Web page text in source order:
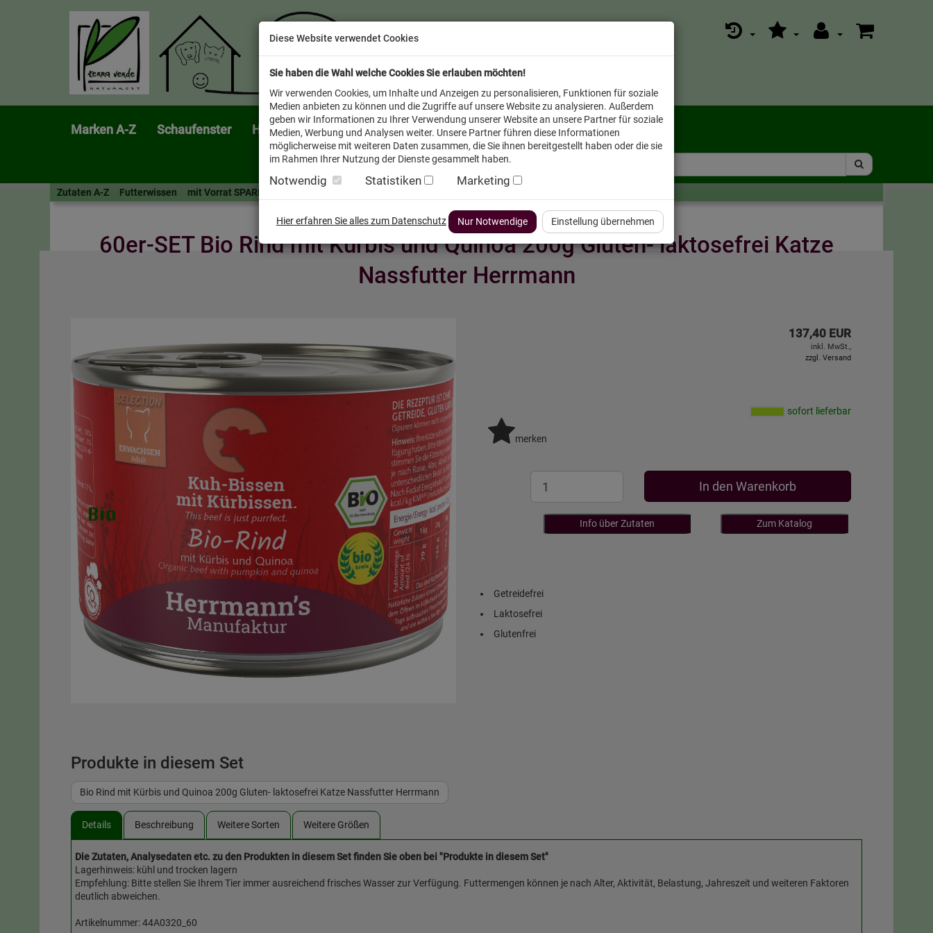
Marken A-Z Schaufenster Heimtier
Zutaten A-Z Futterwissen mit Vorrat SPAREN
60er-SET Bio Rind mit Kürbis und Quinoa 200g Gluten- laktosefrei Katze
Nassfutter Herrmann
137,40 EUR
inkl. MwSt.,
zzgl. Versand
sofort lieferbar
merken
In den Warenkorb
Info über Zutaten Zum Katalog
Getreidefrei
Laktosefrei
Glutenfrei
Produkte in diesem Set
Bio Rind mit Kürbis und Quinoa 200g Gluten- laktosefrei Katze Nassfutter Herrmann
Details Beschreibung Weitere Sorten Weitere Größen
Die Zutaten, Analysedaten etc. zu den Produkten in diesem Set finden Sie oben bei "Produkte in diesem Set"
Lagerhinweis: kühl und trocken lagern
Empfehlung: Bitte stellen Sie Ihrem Tier immer ausreichend frisches Wasser zur Verfügung. Futtermengen können je nach Alter, Aktivität, Belastung, Jahreszeit und weiteren Faktoren
deutlich abweichen.
Artikelnummer: 44A0320_60
Diese Website verwendet Cookies
Sie haben die Wahl welche Cookies Sie erlauben möchten!
Wir verwenden Cookies, um Inhalte und Anzeigen zu personalisieren, Funktionen für soziale
Medien anbieten zu können und die Zugriffe auf unsere Website zu analysieren. Außerdem
geben wir Informationen zu Ihrer Verwendung unserer Website an unsere Partner für soziale
Medien, Werbung und Analysen weiter. Unsere Partner führen diese Informationen
möglicherweise mit weiteren Daten zusammen, die Sie ihnen bereitgestellt haben oder die sie
im Rahmen Ihrer Nutzung der Dienste gesammelt haben.
Notwendig Statistiken Marketing
Hier erfahren Sie alles zum Datenschutz Nur Notwendige Einstellung übernehmen